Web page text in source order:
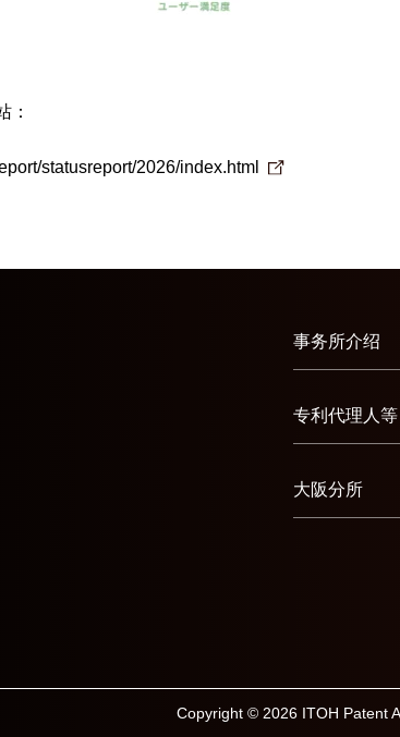
：
statusreport/2026/index.html
事务所介绍
专利代理人等
大阪分所
Copyright © 2026 ITOH Patent